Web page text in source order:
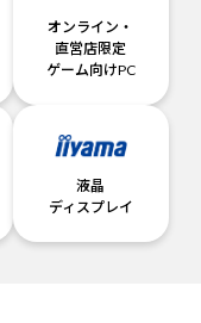
オンライン・
直営店限定
ゲーム向けPC
液晶
ディスプレイ